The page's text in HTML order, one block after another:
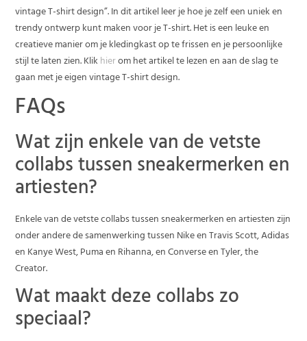
vintage T-shirt design”. In dit artikel leer je hoe je zelf een uniek en
trendy ontwerp kunt maken voor je T-shirt. Het is een leuke en
creatieve manier om je kledingkast op te frissen en je persoonlijke
stijl te laten zien. Klikhierom het artikel te lezen en aan de slag te
gaan met je eigen vintage T-shirt design.
FAQs
Wat zijn enkele van de vetste
collabs tussen sneakermerken en
artiesten?
Enkele van de vetste collabs tussen sneakermerken en artiesten zijn
onder andere de samenwerking tussen Nike en Travis Scott, Adidas
en Kanye West, Puma en Rihanna, en Converse en Tyler, the
Creator.
Wat maakt deze collabs zo
speciaal?